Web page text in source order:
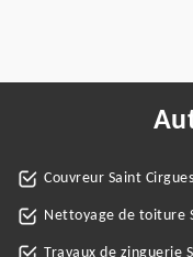
Couvreur Saint
Nettoyage de toiture
Travaux de zinguerie